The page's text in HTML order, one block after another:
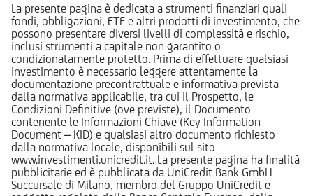
La presente pagina è dedicata a strumenti finanziari quali
fondi, obbligazioni, ETF e altri prodotti di investimento, che
possono presentare diversi livelli di complessità e rischio,
inclusi strumenti a capitale non garantito o
condizionatamente protetto. Prima di effettuare qualsiasi
investimento è necessario leggere attentamente la
documentazione precontrattuale e informativa prevista
dalla normativa applicabile, tra cui il Prospetto, le
Condizioni Definitive (ove previste), il Documento
contenente le Informazioni Chiave (Key Information
Document – KID) e qualsiasi altro documento richiesto
dalla normativa locale, disponibili sul sito
www.investimenti.unicredit.it. La presente pagina ha finalità
pubblicitarie ed è pubblicata da UniCredit Bank GmbH
Succursale di Milano, membro del Gruppo UniCredit e